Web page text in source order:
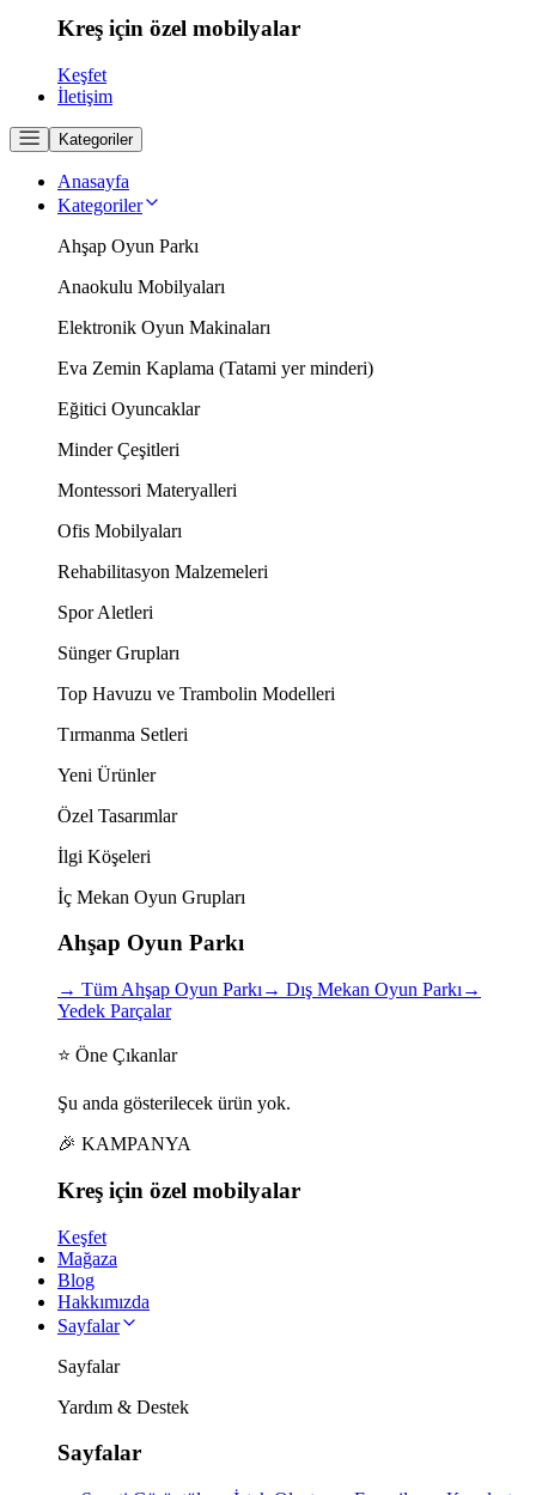
Kreş için özel mobilyalar
Keşfet
İletişim
Kategoriler
Anasayfa
Kategoriler
Ahşap Oyun Parkı
Anaokulu Mobilyaları
Elektronik Oyun Makinaları
Eva Zemin Kaplama (Tatami yer minderi)
Eğitici Oyuncaklar
Minder Çeşitleri
Montessori Materyalleri
Ofis Mobilyaları
Rehabilitasyon Malzemeleri
Spor Aletleri
Sünger Grupları
Top Havuzu ve Trambolin Modelleri
Tırmanma Setleri
Yeni Ürünler
Özel Tasarımlar
İlgi Köşeleri
İç Mekan Oyun Grupları
Ahşap Oyun Parkı
→ Tüm Ahşap Oyun Parkı → Dış Mekan Oyun Parkı →
Yedek Parçalar
⭐ Öne Çıkanlar
Şu anda gösterilecek ürün yok.
🎉 KAMPANYA
Kreş için özel mobilyalar
Keşfet
Mağaza
Blog
Hakkımızda
Sayfalar
Sayfalar
Yardım & Destek
Sayfalar